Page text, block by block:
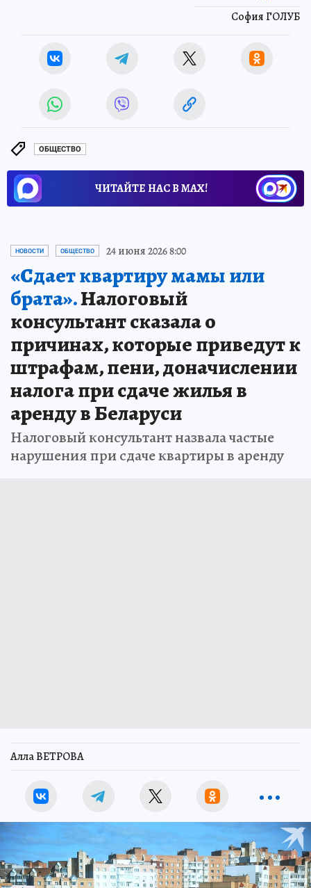
София ГОЛУБ
ОБЩЕСТВО
ЧИТАЙТЕ НАС В МАХ!
НОВОСТИ ОБЩЕСТВО 24 июня 2026 8:00
«Сдает квартиру мамы или
брата».Налоговый
консультант сказала о
причинах, которые приведут к
штрафам, пени, доначислении
налога при сдаче жилья в
аренду в Беларуси
Налоговый консультант назвала частые
нарушения при сдаче квартиры в аренду
Алла ВЕТРОВА